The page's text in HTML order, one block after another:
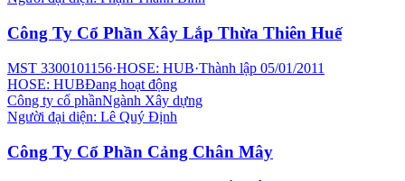
Công Ty Cổ Phần Xây Lắp Thừa Thiên Huế
MST 3300101156·HOSE: HUB·Thành lập 05/01/2011
HOSE: HUBĐang hoạt động
Công ty cổ phầnNgành Xây dựng
Người đại diện: Lê Quý Định
Công Ty Cổ Phần Cảng Chân Mây